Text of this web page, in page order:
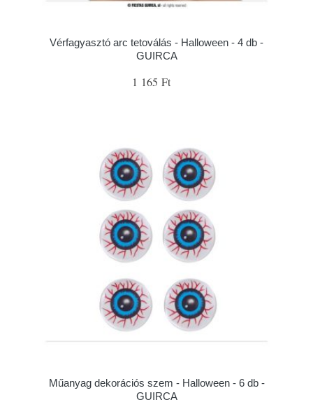
Vérfagyasztó arc tetoválás - Halloween - 4 db -
GUIRCA
1 165 Ft
Műanyag dekorációs szem - Halloween - 6 db -
GUIRCA